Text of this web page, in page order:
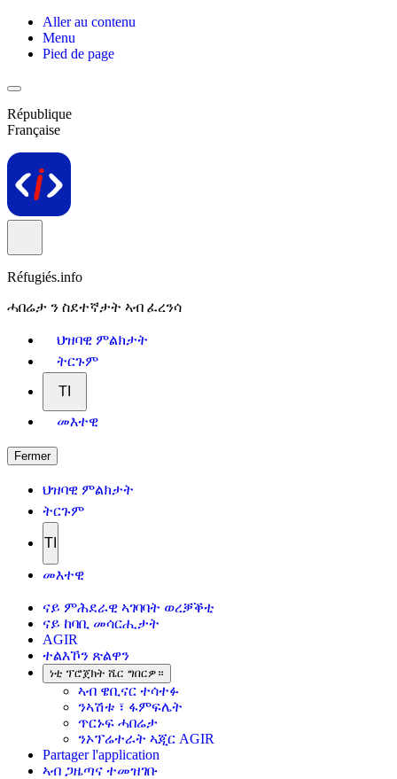
Aller au contenu
Menu
Pied de page
République
Française
Réfugiés.info
ሓበሬታ ን ስደተኛታት ኣብ ፈረንሳ
ህዝባዊ ምልክታት
ትርጉም
TI
መእተዊ
Fermer
ህዝባዊ ምልክታት
ትርጉም
TI
መእተዊ
ናይ ምሕደራዊ ኣገባባት ወረቓቕቲ
ናይ ከባቢ መሳርሒታት
AGIR
ተልእኾን ጽልዋን
ነቲ ፕሮጀክት ሼር ግበርዎ።
ኣብ ዌቢናር ተሳተፉ
ንኣሽቱ ፣ ፋምፍሌት
ጥርኑፍ ሓበሬታ
ንኦፕሬተራት ኣጂር AGIR
Partager l'application
ኣብ ጋዜጣና ተመዝገቡ